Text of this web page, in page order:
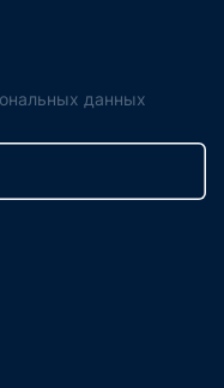
данных